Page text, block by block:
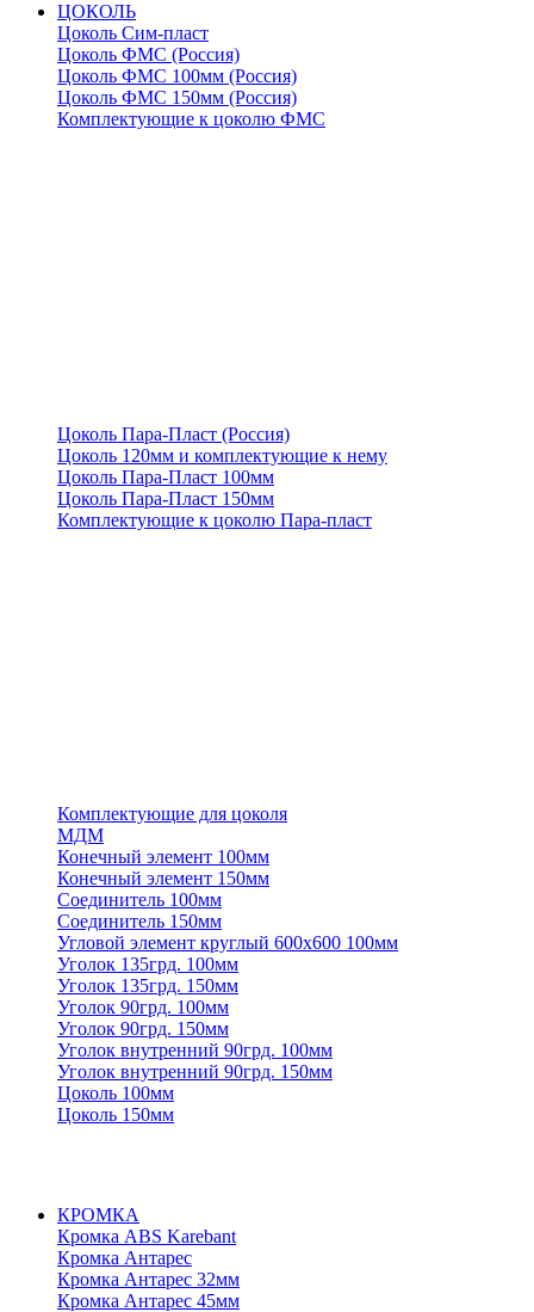
ЦОКОЛЬ
Цоколь Сим-пласт
Цоколь ФМС (Россия)
Цоколь ФМС 100мм (Россия)
Цоколь ФМС 150мм (Россия)
Комплектующие к цоколю ФМС
Цоколь Пара-Пласт (Россия)
Цоколь 120мм и комплектующие к нему
Цоколь Пара-Пласт 100мм
Цоколь Пара-Пласт 150мм
Комплектующие к цоколю Пара-пласт
Комплектующие для цоколя
МДМ
Конечный элемент 100мм
Конечный элемент 150мм
Соединитель 100мм
Соединитель 150мм
Угловой элемент круглый 600х600 100мм
Уголок 135грд. 100мм
Уголок 135грд. 150мм
Уголок 90грд. 100мм
Уголок 90грд. 150мм
Уголок внутренний 90грд. 100мм
Уголок внутренний 90грд. 150мм
Цоколь 100мм
Цоколь 150мм
КРОМКА
Кромка ABS Karebant
Кромка Антарес
Кромка Антарес 32мм
Кромка Антарес 45мм